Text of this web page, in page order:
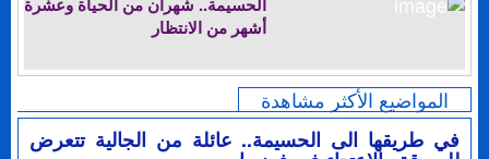
أشهر من الانتظار
المواضيع الأكثر مشاهدة
في طريقها الى الحسيمة.. عائلة من الجالية تتعرض